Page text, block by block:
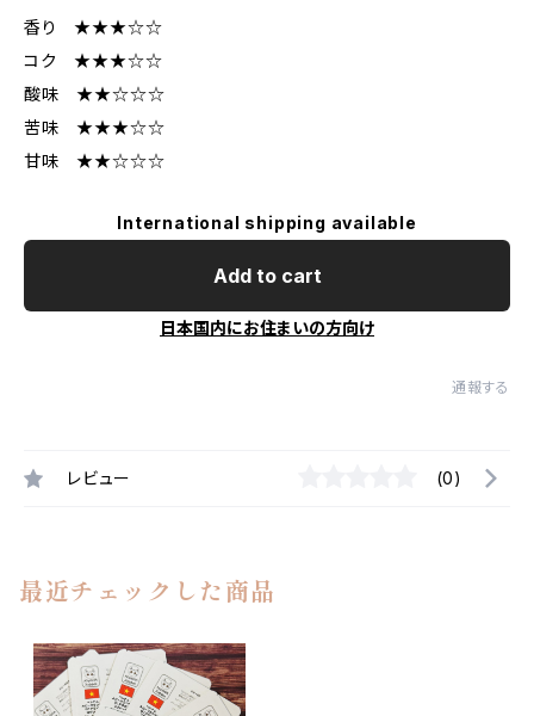
香り ★★★☆☆
コク ★★★☆☆
酸味 ★★☆☆☆
苦味 ★★★☆☆
甘味 ★★☆☆☆
International shipping available
Add to cart
日本国内にお住まいの方向け
通報する
レビュー (0)
最近チェックした商品